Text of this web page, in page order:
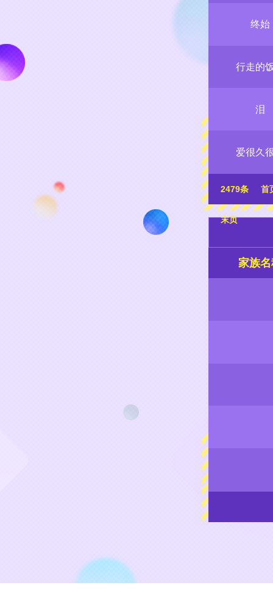
终始
行走的
泪
爱很久
2479条 首
末页
家族